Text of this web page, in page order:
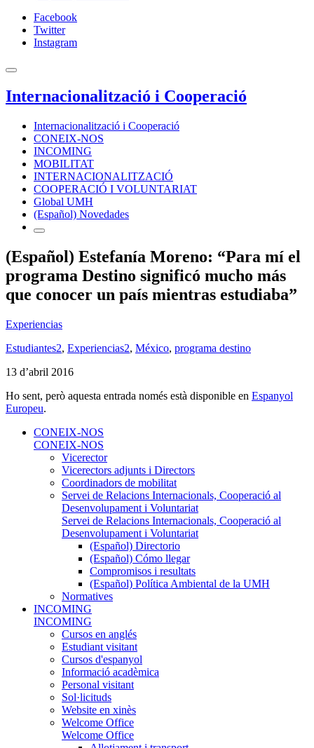
Facebook
Twitter
Instagram
Internacionalització i Cooperació
Internacionalització i Cooperació
CONEIX-NOS
INCOMING
MOBILITAT
INTERNACIONALITZACIÓ
COOPERACIÓ I VOLUNTARIAT
Global UMH
(Español) Novedades
(Español) Estefanía Moreno: “Para mí el
programa Destino significó mucho más
que conocer un país mientras estudiaba”
Experiencias
Estudiantes2, Experiencias2, México, programa destino
13 d’abril 2016
Ho sent, però aquesta entrada només està disponible en Espanyol
Europeu.
CONEIX-NOS
CONEIX-NOS
Vicerector
Vicerectors adjunts i Directors
Coordinadors de mobilitat
Servei de Relacions Internacionals, Cooperació al
Desenvolupament i Voluntariat
Servei de Relacions Internacionals, Cooperació al
Desenvolupament i Voluntariat
(Español) Directorio
(Español) Cómo llegar
Compromisos i resultats
(Español) Política Ambiental de la UMH
Normatives
INCOMING
INCOMING
Cursos en anglés
Estudiant visitant
Cursos d'espanyol
Informació acadèmica
Personal visitant
Sol·licituds
Website en xinès
Welcome Office
Welcome Office